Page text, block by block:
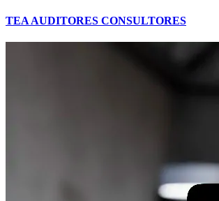
TEA AUDITORES CONSULTORES